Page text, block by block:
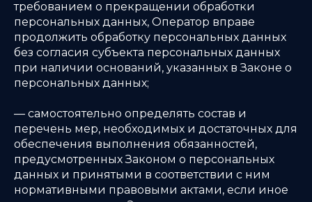
требованием о прекращении обработки
персональных данных, Оператор вправе
продолжить обработку персональных данных
без согласия субъекта персональных данных
при наличии оснований, указанных в Законе о
персональных данных;
— самостоятельно определять состав и
перечень мер, необходимых и достаточных для
обеспечения выполнения обязанностей,
предусмотренных Законом о персональных
данных и принятыми в соответствии с ним
нормативными правовыми актами, если иное